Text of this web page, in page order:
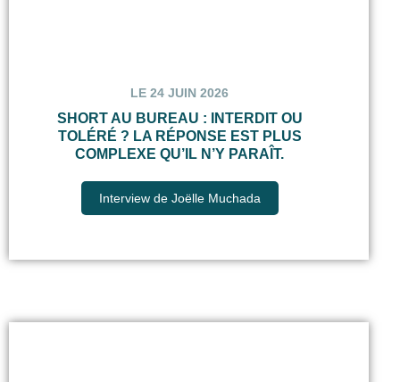
LE 24 JUIN 2026
SHORT AU BUREAU : INTERDIT OU
TOLÉRÉ ? LA RÉPONSE EST PLUS
COMPLEXE QU’IL N’Y PARAÎT.
Interview de Joëlle Muchada